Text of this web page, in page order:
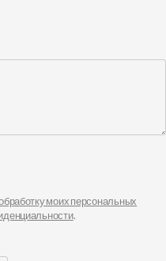
моих персональных
.